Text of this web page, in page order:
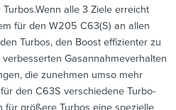
alle 3 Ziele erreicht
für den W205 C63(S) an allen
Turbos, den Boost effizienter zu
Gasannahmeverhalten
die zunehmen umso mehr
den C63S verschiedene Turbo-